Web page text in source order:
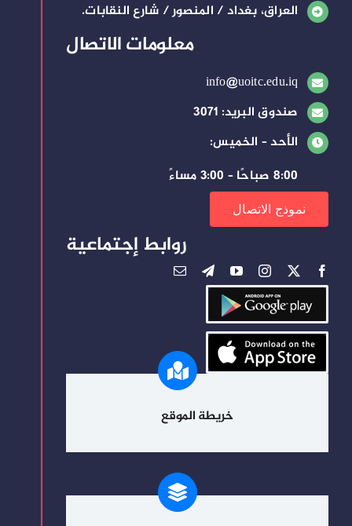
العراق، بغداد / المنصور / شارع النقابات.
معلومات الاتصال
info@uoitc.edu.iq
صندوق البريد: 3071
الأحد – الخميس:
8:00 صباحًا – 3:00 مساءً
نموذج الاتصال
روابط إجتماعية
خريطة الموقع